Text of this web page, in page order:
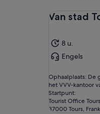
Van stad
8 u.
Engels
Ophaalplaats: De
het VVV-kantoor
Startpunt:
Tourist Office
37000 Tours,